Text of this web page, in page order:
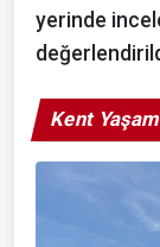
yerinde
Kent